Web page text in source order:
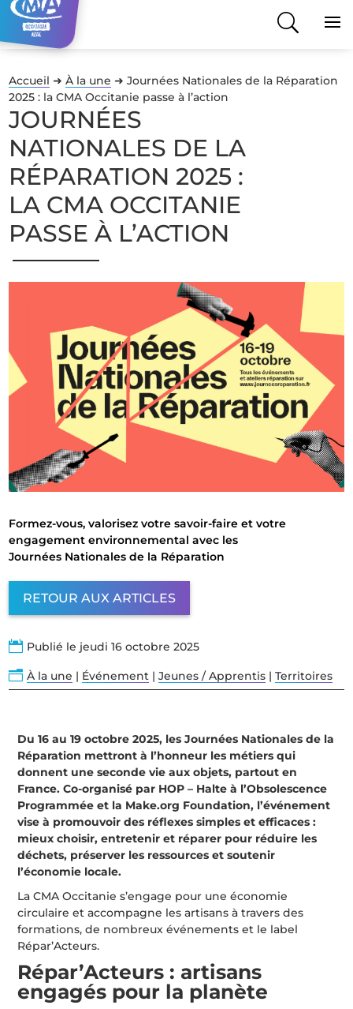
Accueil ➜À la une ➜Journées Nationales de la Réparation
2025 : la CMA Occitanie passe à l’action
JOURNÉES
NATIONALES DE LA
RÉPARATION 2025 :
LA CMA OCCITANIE
PASSE À L’ACTION
Formez-vous, valorisez votre savoir-faire et votre
engagement environnemental avec les
Journées Nationales de la Réparation
RETOUR AUX ARTICLES
 Publié le jeudi 16 octobre 2025
n À la une | Événement |Jeunes / Apprentis |Territoires
Du 16 au 19 octobre 2025, les Journées Nationales de la
Réparation mettront à l’honneur les métiers qui
donnent une seconde vie aux objets, partout en
France. Co-organisé par HOP – Halte à l’Obsolescence
Programmée et la Make.org Foundation, l’événement
vise à promouvoir des réflexes simples et efficaces :
mieux choisir, entretenir et réparer pour réduire les
déchets, préserver les ressources et soutenir
l’économie locale.
La CMA Occitanie s’engage pour une économie
circulaire et accompagne les artisans à travers des
formations, de nombreux événements et le label
Répar’Acteurs.
Répar’Acteurs : artisans
engagés pour la planète